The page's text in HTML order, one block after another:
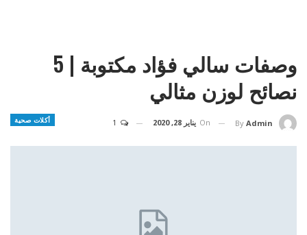
وصفات سالي فؤاد مكتوبة | 5
نصائح لوزن مثالي
أكلات صحية By Admin
On يناير 28, 2020